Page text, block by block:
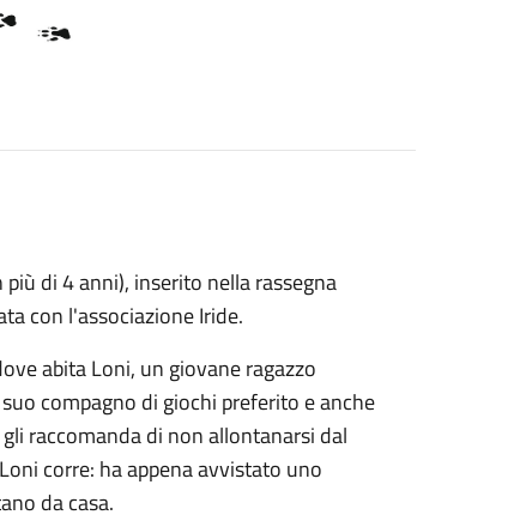
di 4 anni), inserito nella rassegna
con l'associazione Iride.
abita Loni, un giovane ragazzo
compagno di giochi preferito e anche
raccomanda di non allontanarsi dal
corre: ha appena avvistato uno
da casa.